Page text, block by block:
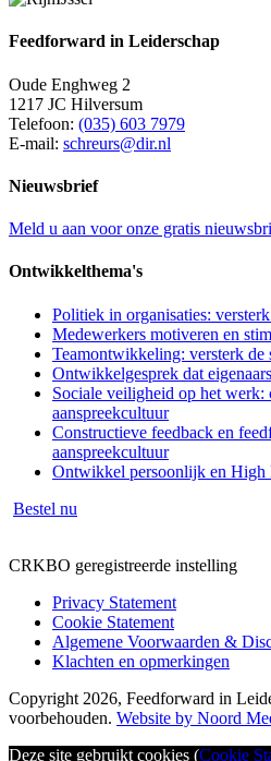
Feedforward in Leiderschap
Oude Enghweg 2
1217 JC Hilversum
Telefoon: (035) 603 7979
E-mail: schreurs@dir.nl
Nieuwsbrief
Meld u aan voor onze gratis
Ontwikkelthema's
Politiek in organisaties:
Medewerkers motiveren en
Teamontwikkeling: versterk de
Ontwikkelgesprek dat
Sociale veiligheid op het werk:
aanspreekcultuur
Constructieve feedback en
aanspreekcultuur
Ontwikkel persoonlijk en High
Bestel nu
CRKBO geregistreerde instelling
Privacy Statement
Cookie Statement
Algemene Voorwaarden &
Klachten en opmerkingen
Copyright 2026, Feedforward in
voorbehouden. Website by Noord
Deze site gebruikt cookies (Cookie